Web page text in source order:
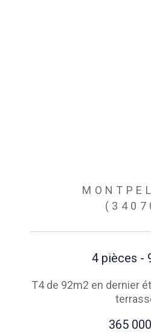
4 pièces -
T4 de 92m2 en dernier
365